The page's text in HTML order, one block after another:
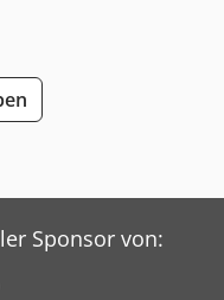
i.d.R. immer 30-50
verfügbar. Dazu
Sponsor von: